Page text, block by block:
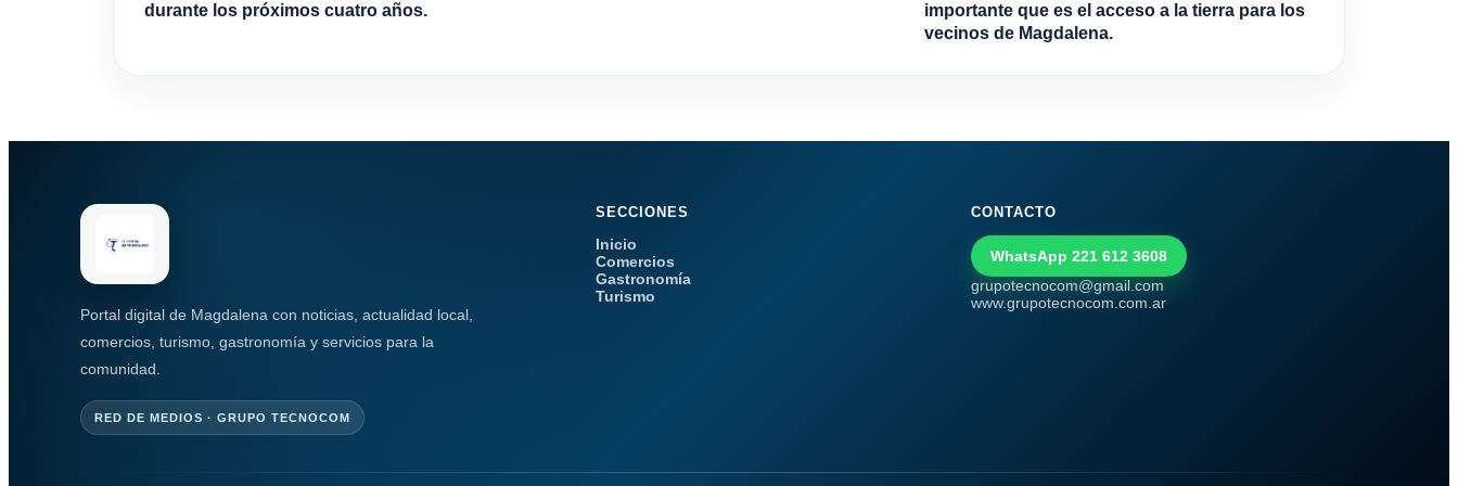
durante los próximos cuatro años.
importante que es el acceso a la tierra para los
vecinos de Magdalena.
Portal digital de Magdalena con noticias, actualidad local,
comercios, turismo, gastronomía y servicios para la
comunidad.
RED DE MEDIOS · GRUPO TECNOCOM
SECCIONES
Inicio
Comercios
Gastronomía
Turismo
CONTACTO
WhatsApp 221 612 3608
grupotecnocom@gmail.com
www.grupotecnocom.com.ar